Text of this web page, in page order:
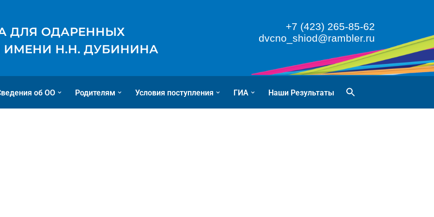
ДЛЯ ОДАРЕННЫХ
ИМЕНИ Н.Н. ДУБИНИНА
+7 (423) 265-85-62
dvcno_shiod@rambler.ru
об ОО Родителям Условия поступления ГИА Наши Результаты